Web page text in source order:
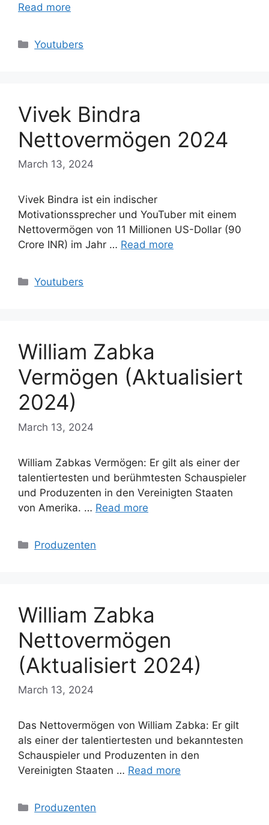
Read more
Categories
Youtubers
Vivek Bindra
Nettovermögen 2024
March 13, 2024
Vivek Bindra ist ein indischer
Motivationssprecher und YouTuber mit einem
Nettovermögen von 11 Millionen US-Dollar (90
Crore INR) im Jahr … Read more
Categories
Youtubers
William Zabka
Vermögen (Aktualisiert
2024)
March 13, 2024
William Zabkas Vermögen: Er gilt als einer der
talentiertesten und berühmtesten Schauspieler
und Produzenten in den Vereinigten Staaten
von Amerika. … Read more
Categories
Produzenten
William Zabka
Nettovermögen
(Aktualisiert 2024)
March 13, 2024
Das Nettovermögen von William Zabka: Er gilt
als einer der talentiertesten und bekanntesten
Schauspieler und Produzenten in den
Vereinigten Staaten … Read more
Categories
Produzenten